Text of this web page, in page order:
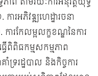
រអភិវឌ្ឍហេដ្ឋារចនា
ារកែលម្អលក្ខខណ្ឌនៃការ
ពិធកម្មសកម្មភាព
ទ្ររដ្ឋបាល និងកិច្ចការ